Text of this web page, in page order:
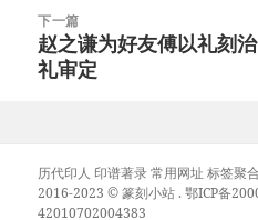
章：
下一篇
下
篇
赵之谦为好友傅以礼刻
礼审定
历代印人 印谱著录 常用网址 标签聚合
2016-2023 ©篆刻小站 .鄂ICP备
42010702004383